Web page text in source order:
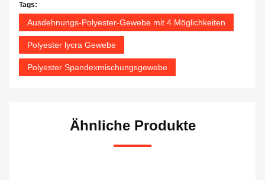
Tags:
Ausdehnungs-Polyester-Gewebe mit 4 Möglichkeiten
Polyester lycra Gewebe
Polyester Spandexmischungsgewebe
Ähnliche Produkte